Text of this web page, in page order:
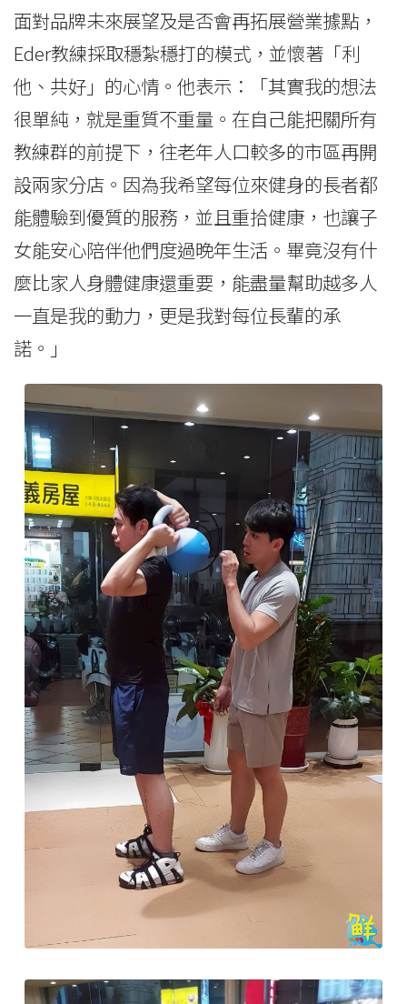
面對品牌未來展望及是否會再拓展營業據點，
Eder教練採取穩紮穩打的模式，並懷著「利
他、共好」的心情。他表示：「其實我的想法
很單純，就是重質不重量。在自己能把關所有
教練群的前提下，往老年人口較多的市區再開
設兩家分店。因為我希望每位來健身的長者都
能體驗到優質的服務，並且重拾健康，也讓子
女能安心陪伴他們度過晚年生活。畢竟沒有什
麼比家人身體健康還重要，能盡量幫助越多人
一直是我的動力，更是我對每位長輩的承
諾。」